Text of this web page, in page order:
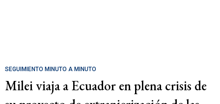
SEGUIMIENTO MINUTO A MINUTO
Milei viaja a Ecuador en plena crisis de